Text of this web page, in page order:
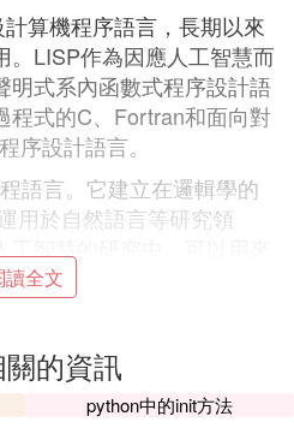
算機程序語言，長期以來
。LISP作為因應人工智慧而
明式系內函數式程序設計語
程式的C、Fortran和面向對
序設計語言。
語言。它建立在邏輯學的
用於自然語言等研究領
理解、智能知識庫等。
程序，因為它的編程方法
描述程序。
讀全文
的資訊
python中的init方法